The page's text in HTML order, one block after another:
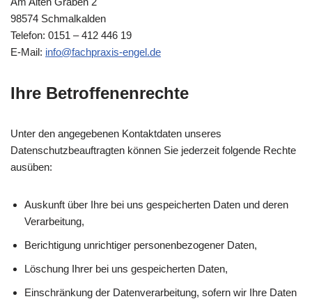
98574 Schmalkalden
Telefon: 0151 – 412 446 19
E-Mail: info@fachpraxis-engel.de
Ihre Betroffenenrechte
Unter den angegebenen Kontaktdaten unseres
Datenschutzbeauftragten können Sie jederzeit folgende Rechte
ausüben:
Auskunft über Ihre bei uns gespeicherten Daten und deren
Verarbeitung,
Berichtigung unrichtiger personenbezogener Daten,
Löschung Ihrer bei uns gespeicherten Daten,
Einschränkung der Datenverarbeitung, sofern wir Ihre Daten